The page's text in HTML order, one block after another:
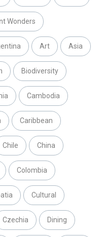
Wonders
Art Asia
Biodiversity
Cambodia
Caribbean
Chile China
Colombia
Cultural
Czechia Dining